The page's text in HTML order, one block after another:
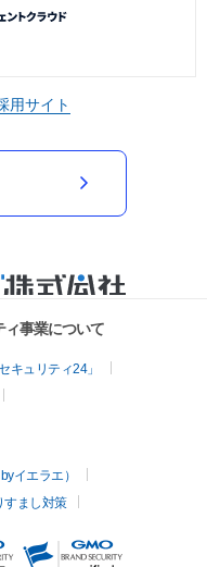
用サイト
ィ事業について
キュリティ24」
イエラエ）
すまし対策